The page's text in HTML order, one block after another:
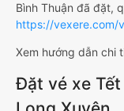
Bình Thuận đã đặt,
https://vexere.com/
Xem hướng dẫn chi
Đặt vé xe